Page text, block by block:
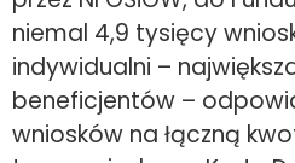
niemal 4,9 tysięcy
indywidualni –
beneficjentów –
wniosków na łączną